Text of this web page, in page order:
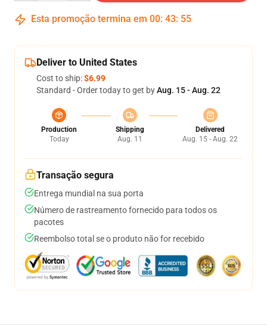
Esta promoção termina em 00: 43: 54
Deliver to United States
Cost to ship:$6.99
Standard - Order today to get byAug. 15 - Aug. 22
Production
Today
Shipping
Aug. 11
Delivered
Aug. 15 - Aug. 22
Transação segura
Entrega mundial na sua porta
Número de rastreamento fornecido para todos os
pacotes
Reembolso total se o produto não for recebido